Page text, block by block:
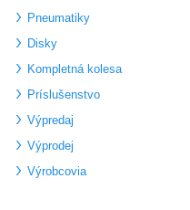
Pneumatiky
Disky
Kompletná kolesa
Príslušenstvo
Výpredaj
Výprodej
Výrobcovia